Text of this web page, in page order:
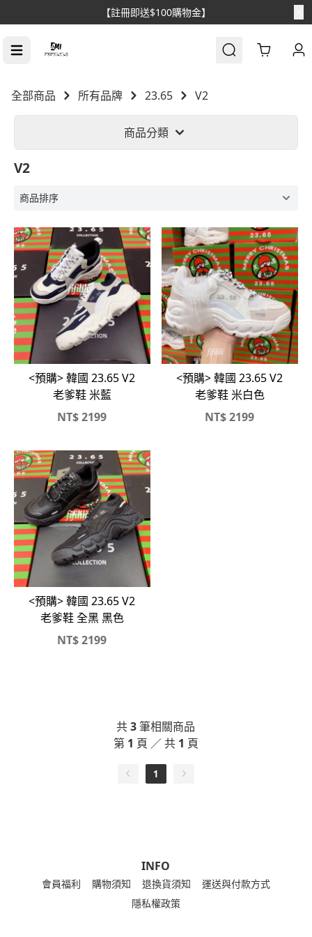
【註冊即送$100購物金】
Cart
全部商品 所有品牌 23.65 V2
商品分類
V2
<預購> 韓國 23.65 V2
老爹鞋 米藍
NT$2199
<預購> 韓國 23.65 V2
老爹鞋 米白色
NT$2199
<預購> 韓國 23.65 V2
老爹鞋 全黑 黑色
NT$2199
共3筆相關商品
第 1 頁 ／ 共 1 頁
1
INFO
會員福利 購物須知 退換貨須知
運送與付款方式
隱私權政策